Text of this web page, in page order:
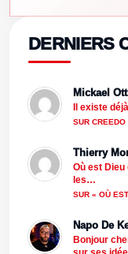
DERNIERS
Mickael
Il existe
SUR
Thierry
Où est
les…
SUR « OÙ
Napo De
Bonjour